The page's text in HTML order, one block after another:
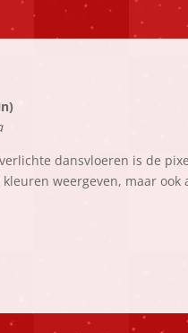
dansvloeren is de
weergeven, maar ook